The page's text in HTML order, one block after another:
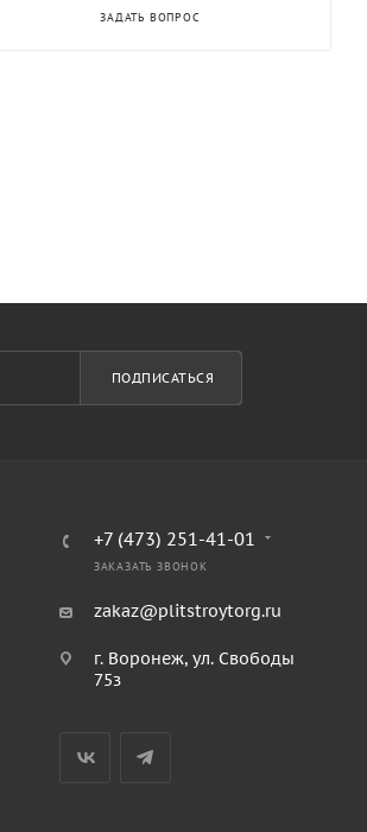
ЗАДАТЬ ВОПРОС
ПОДПИСАТЬСЯ
+7 (473) 251-41-01
ЗАКАЗАТЬ ЗВОНОК
zakaz@plitstroytorg.ru
г. Воронеж, ул. Свободы
75з